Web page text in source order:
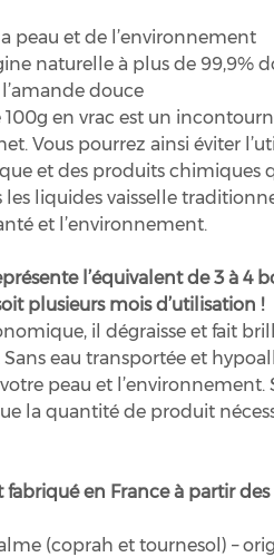
peau et de l’environnement
naturelle à plus de 99,9%
douce
100g en vrac est un
Vous pourrez ainsi éviter
et des produits chimiques
liquides vaisselle
et l’environnement.
l’équivalent de 3 à 4
plusieurs mois d’utilisation !
il dégraisse et fait
Sans eau transportée et
peau et
la quantité de produit
fabriqué en France à partir
(coprah et tournesol) –